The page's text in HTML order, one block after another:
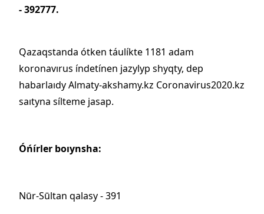
- 392777.
Qazaqstanda ótken táulíkte 1181 adam
koronavırus índetínen jazylyp shyqty, dep
habarlaıdy Almaty-akshamy.kz Coronavirus2020.kz
saıtyna sílteme jasap.
Óńírler boıynsha:
Nūr-Sūltan qalasy - 391